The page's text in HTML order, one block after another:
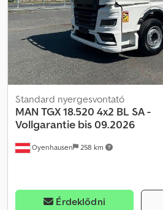
Teherautó fehér WMAN14ZZ6MY418987
12.250 2020 11/2020 Teherautó fehér
638.067 km = További információk =
Motor lökettérfogat: 6.871 cm³ Üres
teher: 5.590 kg Megengedett
érvényes: 11/2026-ig
Oyenhausen 258 km
Standard nyergesvontató
MAN TGX 18.520 4x2 BL SA -
Vollgarantie bis 09.2026
Érdeklődni